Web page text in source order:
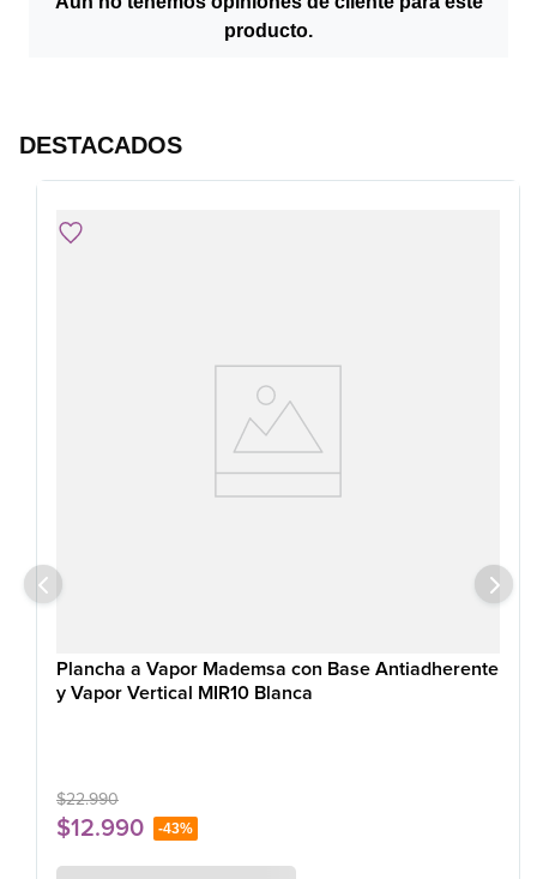
producto.
DESTACADOS
Plancha a Vapor Mademsa con Base Antiadherente
y Vapor Vertical MIR10 Blanca
$22.990
$12.990 -43%